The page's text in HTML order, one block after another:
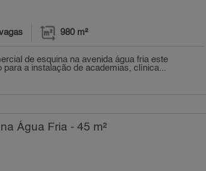
980 m²
de esquina na avenida água fria este
a instalação de academias, clínica...
Água Fria - 45 m²